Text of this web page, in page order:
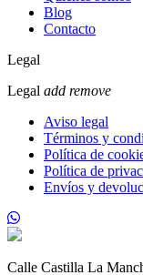
Blog
Contacto
Legal
Legal add remove
Aviso legal
Términos y
Política de
Política de
Envíos y
Calle Castilla La